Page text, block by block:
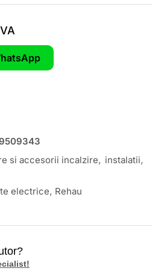
si accesorii incalzire, instalatii,
electrice, Rehau